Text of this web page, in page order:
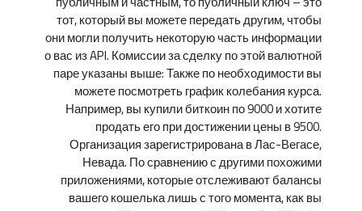
тот, который вы можете передать другим, чтобы
они могли получить некоторую часть информации
о вас из API. Комиссии за сделку по этой валютной
паре указаны выше: Также по необходимости вы
можете посмотреть график колебания курса.
Например, вы купили биткоин по 9000 и хотите
продать его при достижении цены в 9500.
Организация зарегистрирована в Лас-Вегасе,
Невада. По сравнению с другими похожими
приложениями, которые отслеживают балансы
вашего кошелька лишь с того момента, как вы